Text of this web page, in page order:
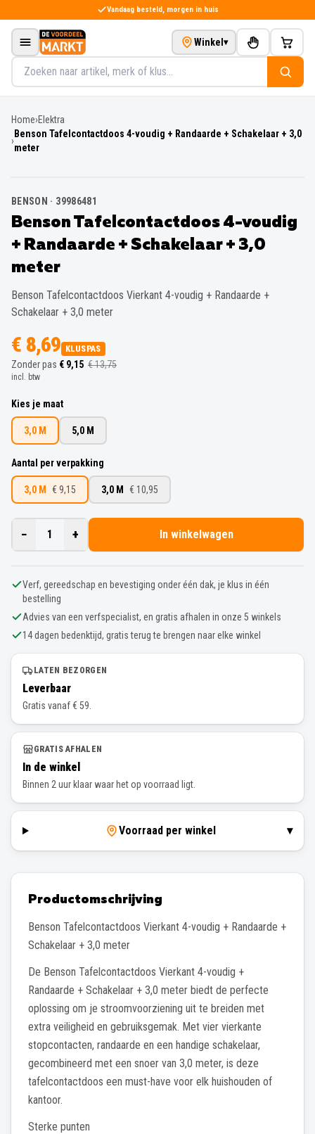
Vandaag besteld, morgen in huis
Zoeken in het assortiment
Winkel ▾
Home›Elektra
›
Benson Tafelcontactdoos 4-voudig + Randaarde + Schakelaar + 3,0
meter
BENSON · 39986481
Benson Tafelcontactdoos 4-voudig
+ Randaarde + Schakelaar + 3,0
meter
Benson Tafelcontactdoos Vierkant 4-voudig + Randaarde +
Schakelaar + 3,0 meter
€ 8,69 KLUSPAS
Zonder pas € 9,15 € 13,75
incl. btw
Kies je maat
3,0 M 5,0 M
Aantal per verpakking
3,0 M € 9,15 3,0 M € 10,95
− 1 + In winkelwagen
Verf, gereedschap en bevestiging onder één dak, je klus in één
bestelling
Advies van een verfspecialist, en gratis afhalen in onze 5 winkels
14 dagen bedenktijd, gratis terug te brengen naar elke winkel
LATEN BEZORGEN
Leverbaar
Gratis vanaf € 59.
GRATIS AFHALEN
In de winkel
Binnen 2 uur klaar waar het op voorraad ligt.
Voorraad per winkel ▾
Productomschrijving
Benson Tafelcontactdoos Vierkant 4-voudig + Randaarde +
Schakelaar + 3,0 meter
De Benson Tafelcontactdoos Vierkant 4-voudig +
Randaarde + Schakelaar + 3,0 meter biedt de perfecte
oplossing om je stroomvoorziening uit te breiden met
extra veiligheid en gebruiksgemak. Met vier vierkante
stopcontacten, randaarde en een handige schakelaar,
gecombineerd met een snoer van 3,0 meter, is deze
tafelcontactdoos een must-have voor elk huishouden of
kantoor.
Sterke punten